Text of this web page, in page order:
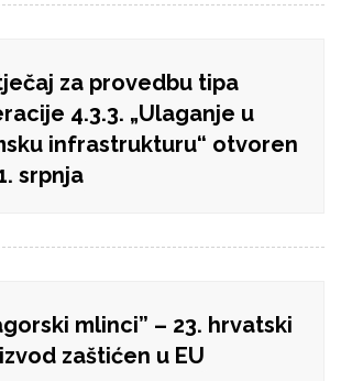
za provedbu tipa
4.3.3. „Ulaganje u
infrastrukturu“ otvoren
srpnja
mlinci” – 23. hrvatski
zaštićen u EU